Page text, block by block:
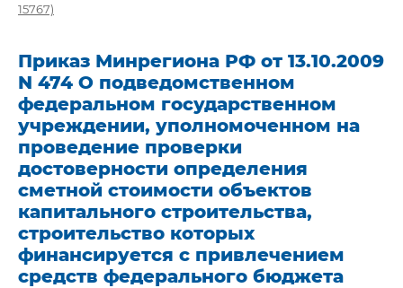
15767)
Приказ Минрегиона РФ от 13.10.2009
N 474 О подведомственном
федеральном государственном
учреждении, уполномоченном на
проведение проверки
достоверности определения
сметной стоимости объектов
капитального строительства,
строительство которых
финансируется с привлечением
средств федерального бюджета